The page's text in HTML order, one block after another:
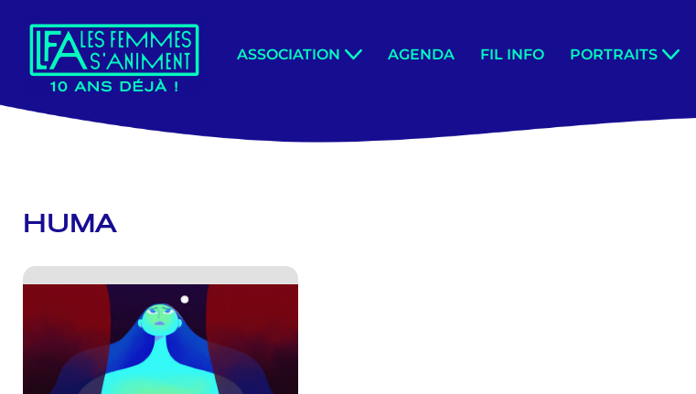
Aller
au
contenu
ASSOCIATION AGENDA FIL INFO PORTRAITS
HUMA